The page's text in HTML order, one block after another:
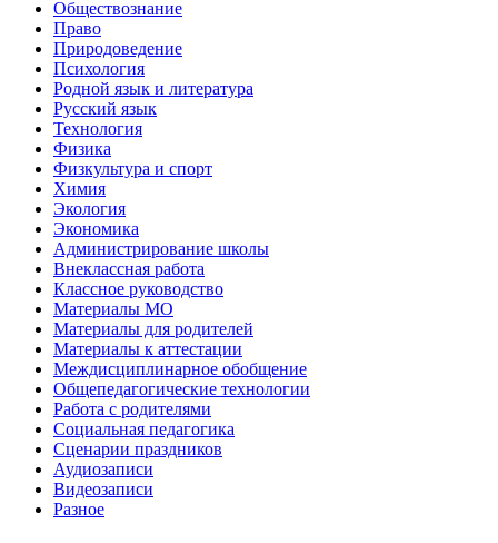
Обществознание
Право
Природоведение
Психология
Родной язык и литература
Русский язык
Технология
Физика
Физкультура и спорт
Химия
Экология
Экономика
Администрирование школы
Внеклассная работа
Классное руководство
Материалы МО
Материалы для родителей
Материалы к аттестации
Междисциплинарное обобщение
Общепедагогические технологии
Работа с родителями
Социальная педагогика
Сценарии праздников
Аудиозаписи
Видеозаписи
Разное